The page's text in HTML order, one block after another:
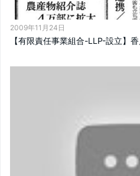
2009年11月24日
【有限責任事業組合-LLP-設立】